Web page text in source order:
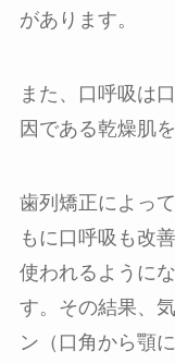
があります。
また、口呼吸は
因である乾燥肌
歯列矯正によっ
もに口呼吸も改
使われるように
す。その結果、
ン（口角から顎